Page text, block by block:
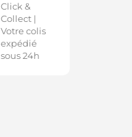
Click &
Collect |
Votre colis
expédié
sous 24h